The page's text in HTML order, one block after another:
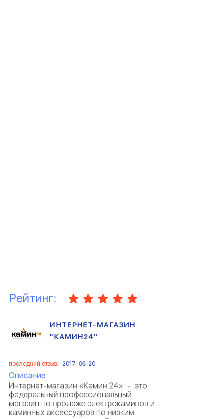
Рейтинг:
ИНТЕРНЕТ-МАГАЗИН
"КАМИН24"
последний отзыв: 2017-06-20
Описание
Интернет-магазин «Камин 24» - это
федеральный профессиональный
магазин по продаже электрокаминов и
каминных аксессуаров по низким